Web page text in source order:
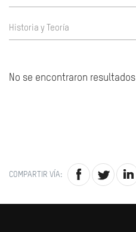
Historia y Teoría
No se encontraron resultados
COMPARTIR VÍA: